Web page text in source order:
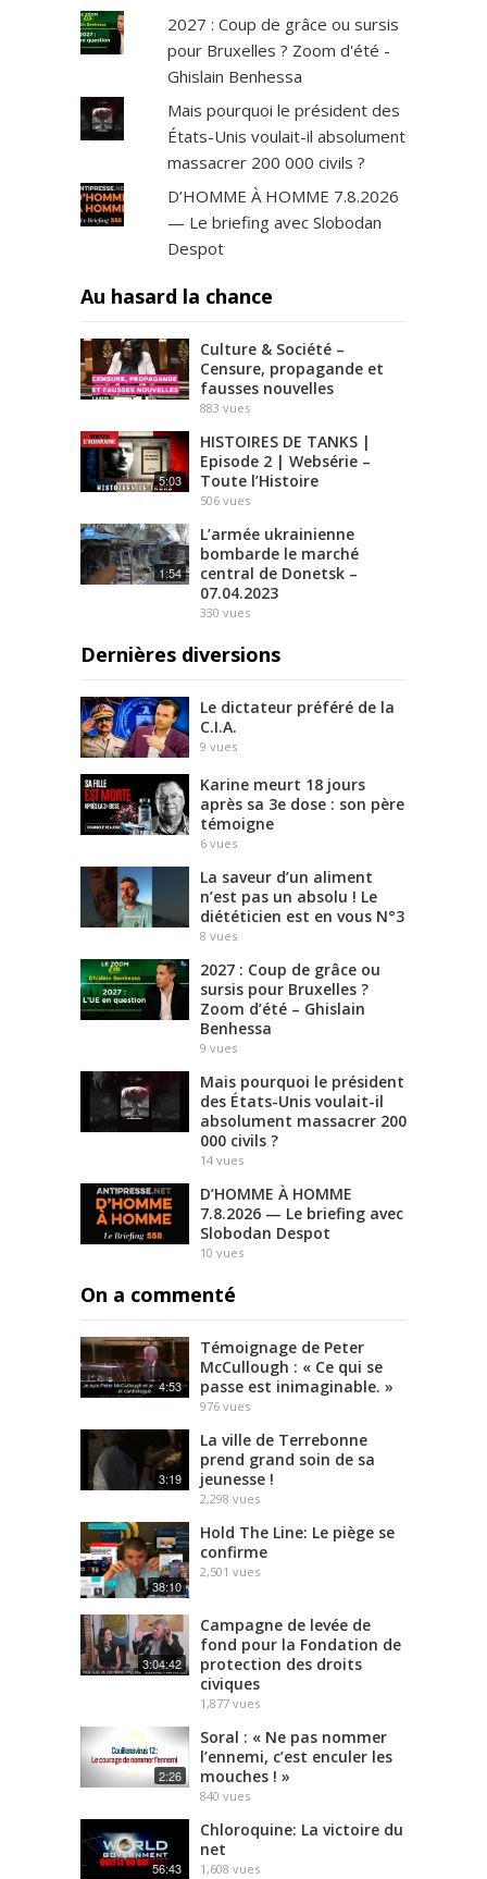
2027 : Coup de grâce ou sursis
pour Bruxelles ? Zoom d'été -
Ghislain Benhessa
Mais pourquoi le président des
États-Unis voulait-il absolument
massacrer 200 000 civils ?
D’HOMME À HOMME 7.8.2026
— Le briefing avec Slobodan
Despot
Au hasard la chance
Culture & Société –
Censure, propagande et
fausses nouvelles
883 vues
5:03
HISTOIRES DE TANKS |
Episode 2 | Websérie –
Toute l’Histoire
506 vues
1:54
L’armée ukrainienne
bombarde le marché
central de Donetsk –
07.04.2023
330 vues
Dernières diversions
Le dictateur préféré de la
C.I.A.
9 vues
Karine meurt 18 jours
après sa 3e dose : son père
témoigne
6 vues
La saveur d’un aliment
n’est pas un absolu ! Le
diététicien est en vous N°3
8 vues
2027 : Coup de grâce ou
sursis pour Bruxelles ?
Zoom d’été – Ghislain
Benhessa
9 vues
Mais pourquoi le président
des États-Unis voulait-il
absolument massacrer 200
000 civils ?
14 vues
D’HOMME À HOMME
7.8.2026 — Le briefing avec
Slobodan Despot
10 vues
On a commenté
4:53
Témoignage de Peter
McCullough : « Ce qui se
passe est inimaginable. »
976 vues
3:19
La ville de Terrebonne
prend grand soin de sa
jeunesse !
2,298 vues
38:10
Hold The Line: Le piège se
confirme
2,501 vues
3:04:42
Campagne de levée de
fond pour la Fondation de
protection des droits
civiques
1,877 vues
2:26
Soral : « Ne pas nommer
l’ennemi, c’est enculer les
mouches ! »
840 vues
56:43
Chloroquine: La victoire du
net
1,608 vues